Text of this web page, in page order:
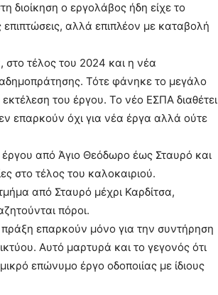
διοίκηση ο εργολάβος ήδη είχε το
αλλά επιπλέον με καταβολή
τέλος του 2024 και η νέα
Τότε φάνηκε το μεγάλο
του έργου. Το νέο ΕΣΠΑ διαθέτει
επαρκούν όχι για νέα έργα αλλά ούτε
από Άγιο Θεόδωρο έως Σταυρό και
στο τέλος του καλοκαιριού.
από Σταυρό μέχρι Καρδίτσα,
πόροι.
πράξη επαρκούν μόνο για την συντήρηση
Αυτό μαρτυρά και το γεγονός ότι
επώνυμο έργο οδοποιίας με ίδιους